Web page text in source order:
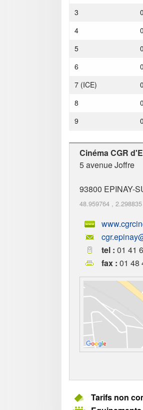
3
0
4
0
5
0
6
0
7 (ICE)
0
8
0
9
0
Cinéma CGR
5 avenue Joffre
93800 EPINAY-
48.959764 , 2.298835
tel : 01 41
fax : 01 48
Tarifs non